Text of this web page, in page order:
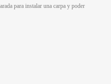
para instalar una carpa y poder